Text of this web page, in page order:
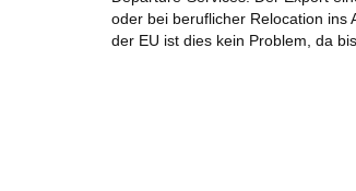
oder bei beruflicher Relocation ins
der EU ist dies kein Problem, da